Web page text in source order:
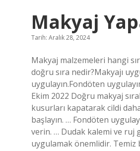
Makyaj
Tarih: Aralık 28, 2024
Makyaj malzemeleri hangi
doğru sıra nedir?Makyajı
uygulayın.Fondöten
Ekim 2022 Doğru makyaj
kusurları kapatarak cildi
başlayın. … Fondöten
verin. … Dudak kalemi ve ruj
uygulamak önemlidir.